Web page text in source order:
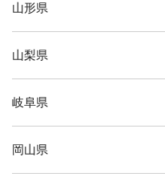
山形県
山梨県
岐阜県
岡山県